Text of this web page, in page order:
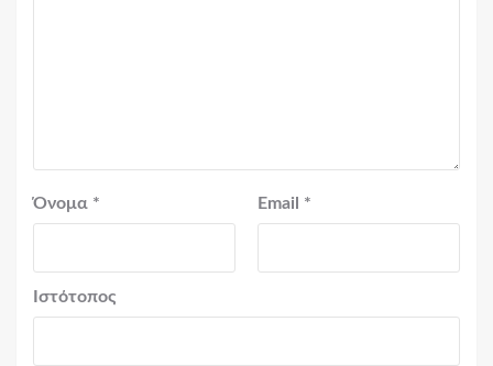
Όνομα * Email *
Ιστότοπος